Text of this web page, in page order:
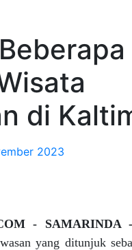
di
2023
- SAMARINDA
yang ditunjuk